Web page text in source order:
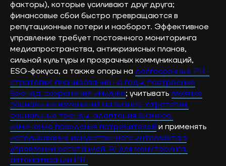
факторы), которые усиливают друг друга;
финансовые сбои быстро превращаются в
репутационные потери и наоборот. Эффективное
управление требует постоянного мониторинга
медиапространства, антикризисных планов,
сильной культуры и прозрачных коммуникаций,
ESG‑фокуса, а также опоры на долгосрочные PR-
стратегии: планирование на годы, построение
бренда, сохранение имиджа; учитывать влияние
социальных изменений на бизнес-стратегии:
социальные тренды, адаптация бизнеса,
изменение поведения потребителей и применять
использование искусственного интеллекта в
управлении репутацией: AI для мониторинга,
автоматизации PR.